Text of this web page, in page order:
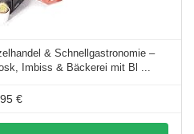
& Schnellgastronomie –
Imbiss & Bäckerei mit Bl ...
€